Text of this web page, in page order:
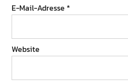
E-Mail-Adresse *
Website